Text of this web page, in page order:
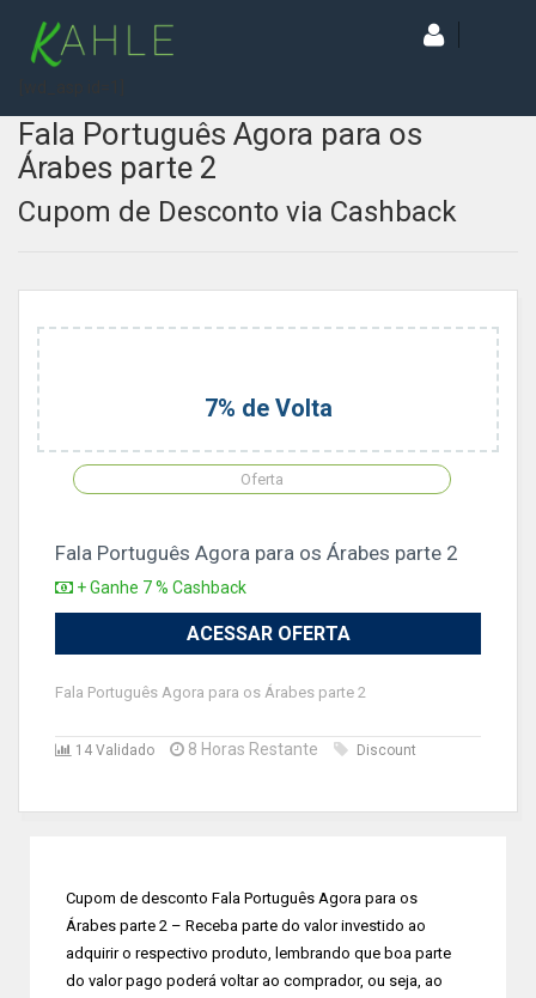
Fala Português Agora para os
Árabes parte 2
Cupom de Desconto via Cashback
7% de Volta
Oferta
Fala Português Agora para os Árabes parte 2
+ Ganhe 7 % Cashback
ACESSAR OFERTA
Fala Português Agora para os Árabes parte 2
14 Validado 8 Horas Restante Discount
Cupom de desconto Fala Português Agora para os
Árabes parte 2 – Receba parte do valor investido ao
adquirir o respectivo produto, lembrando que boa parte
do valor pago poderá voltar ao comprador, ou seja, ao